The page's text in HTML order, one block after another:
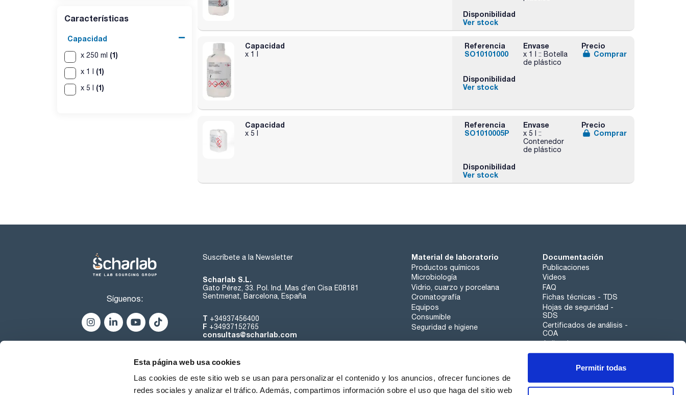
Esta página web usa cookies
Las cookies de este sitio web se usan para personalizar el contenido y los anuncios, ofrecer funciones de
redes sociales y analizar el tráfico. Además, compartimos información sobre el uso que haga del sitio web
Permitir todas
Características
Capacidad
x 250 ml (1)
x 1 l (1)
x 5 l (1)
Disponibilidad
Ver stock
Capacidad
x 1 l
Referencia
SO10101000
Envase
x 1 l :: Botella
de plástico
Precio
Comprar
Disponibilidad
Ver stock
Capacidad
x 5 l
Referencia
SO1010005P
Envase
x 5 l ::
Contenedor
de plástico
Precio
Comprar
Disponibilidad
Ver stock
Síguenos:
Suscríbete a la Newsletter
Scharlab S.L.
Gato Pérez, 33. Pol. Ind. Mas d’en Cisa E08181
Sentmenat, Barcelona, España
T +34937456400
F +34937152765
consultas@scharlab.com
Material de laboratorio
Productos químicos
Microbiología
Vidrio, cuarzo y porcelana
Cromatografía
Equipos
Consumible
Seguridad e higiene
Documentación
Publicaciones
Videos
FAQ
Fichas técnicas - TDS
Hojas de seguridad -
SDS
Certificados de análisis -
COA
Aplicaciones
Tabla Periódica
Canal de denuncias